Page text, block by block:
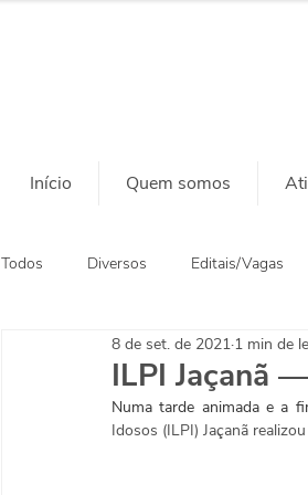
Início Quem somos
Todos Diversos Editais/Vagas
Ação Social Habitação
ILPI Jaçanã
8 de set. de 2021 1 min de
Numa tarde animada e a
Idosos (ILPI) Jaçanã